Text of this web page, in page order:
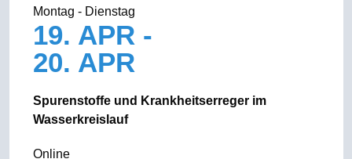
Montag - Dienstag
19. APR -
20. APR
Spurenstoffe und Krankheitserreger im
Wasserkreislauf
Online